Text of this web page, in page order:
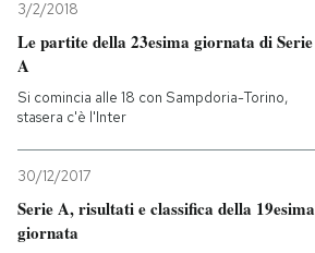
3/2/2018
Le partite della 23esima giornata di Serie
A
Si comincia alle 18 con Sampdoria-Torino,
stasera c'è l'Inter
30/12/2017
Serie A, risultati e classifica della 19esima
giornata